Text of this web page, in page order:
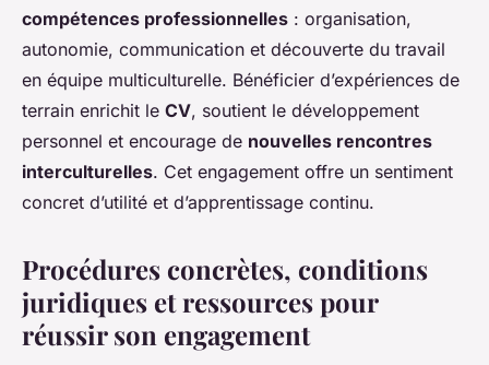
compétences professionnelles : organisation,
autonomie, communication et découverte du travail
en équipe multiculturelle. Bénéficier d’expériences de
terrain enrichit le CV, soutient le développement
personnel et encourage de nouvelles rencontres
interculturelles. Cet engagement offre un sentiment
concret d’utilité et d’apprentissage continu.
Procédures concrètes, conditions
juridiques et ressources pour
réussir son engagement